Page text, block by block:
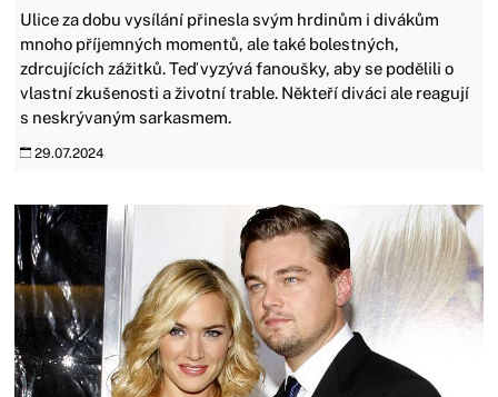
Ulice za dobu vysílání přinesla svým hrdinům i divákům
mnoho příjemných momentů, ale také bolestných,
zdrcujících zážitků. Teď vyzývá fanoušky, aby se podělili o
vlastní zkušenosti a životní trable. Někteří diváci ale reagují
s neskrývaným sarkasmem.
29.07.2024